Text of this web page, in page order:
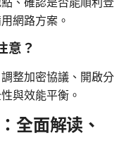
網路方案。
意？
整加密協議、開啟分
與效能平衡。
全面解读、